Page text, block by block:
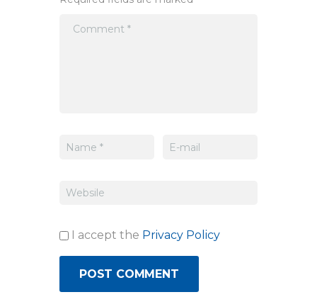
I accept the Privacy Policy